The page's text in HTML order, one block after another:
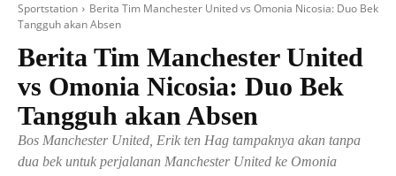
Sportstation
Berita Tim Manchester United vs Omonia Nicosia: Duo Bek
Tangguh akan Absen
Berita Tim Manchester United
vs Omonia Nicosia: Duo Bek
Tangguh akan Absen
Bos Manchester United, Erik ten Hag tampaknya akan tanpa
dua bek untuk perjalanan Manchester United ke Omonia